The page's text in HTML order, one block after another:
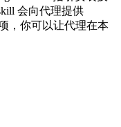
会向代理提供
，你可以让代理在本